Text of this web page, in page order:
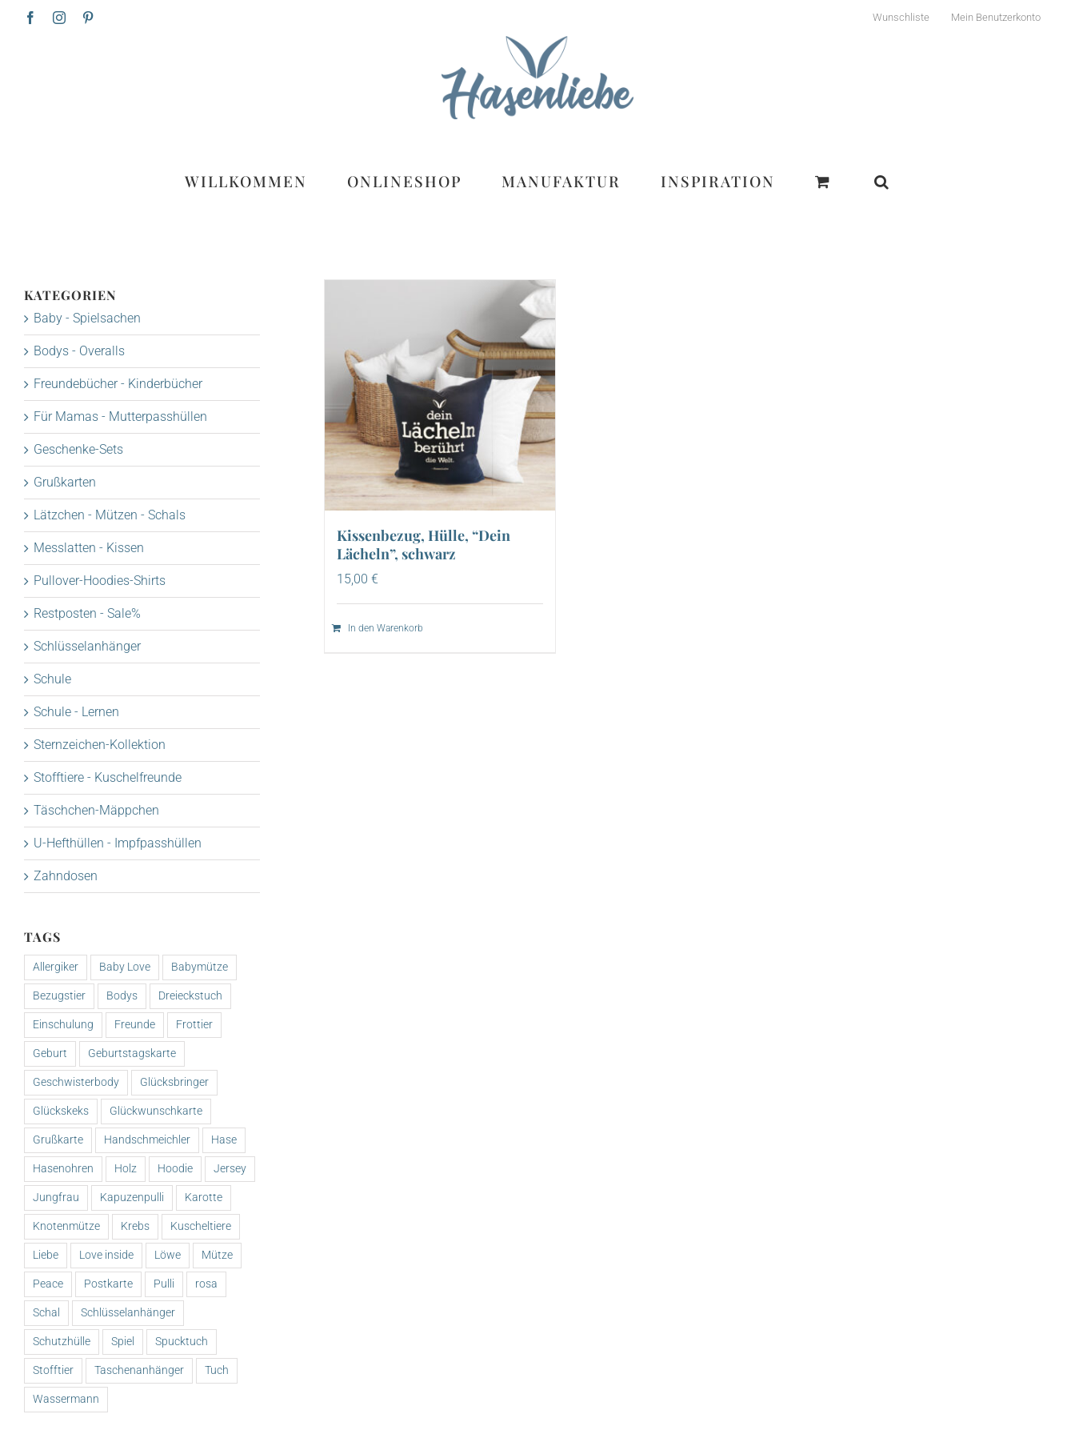
Inhalt
FacebookInstagram Wunschliste Mein Benutzerkonto
WILLKOMMEN ONLINESHOP MANUFAKTUR INSPIRATION
Kissenbezug, Hülle, “Dein
Lächeln”, schwarz
15,00€
In den Warenkorb
KATEGORIEN
Baby - Spielsachen
Bodys - Overalls
Freundebücher - Kinderbücher
Für Mamas - Mutterpasshüllen
Geschenke-Sets
Grußkarten
Lätzchen - Mützen - Schals
Messlatten - Kissen
Pullover-Hoodies-Shirts
Restposten - Sale%
Schlüsselanhänger
Schule
Schule - Lernen
Sternzeichen-Kollektion
Stofftiere - Kuschelfreunde
Täschchen-Mäppchen
U-Hefthüllen - Impfpasshüllen
Zahndosen
TAGS
Allergiker Baby Love Babymütze
Bezugstier Bodys Dreieckstuch
Einschulung Freunde Frottier
Geburt Geburtstagskarte
Geschwisterbody Glücksbringer
Glückskeks Glückwunschkarte
Grußkarte Handschmeichler Hase
Hasenohren Holz Hoodie Jersey
Jungfrau Kapuzenpulli Karotte
Knotenmütze Krebs Kuscheltiere
Liebe Love inside Löwe Mütze
Peace Postkarte Pulli rosa
Schal Schlüsselanhänger
Schutzhülle Spiel Spucktuch
Stofftier Taschenanhänger Tuch
Wassermann